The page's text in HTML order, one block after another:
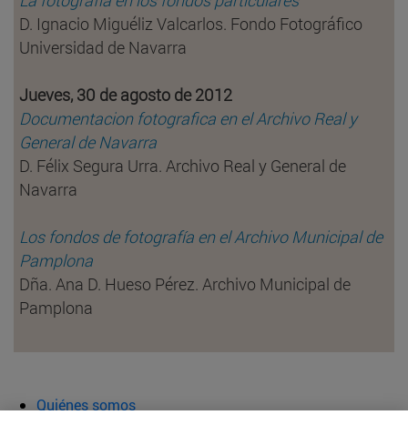
D. Ignacio Miguéliz Valcarlos. Fondo Fotográfico
Universidad de Navarra
Jueves, 30 de agosto de 2012
Documentacion fotografica en el Archivo Real y
General de Navarra
D. Félix Segura Urra. Archivo Real y General de
Navarra
Los fondos de fotografía en el Archivo Municipal de
Pamplona
Dña. Ana D. Hueso Pérez. Archivo Municipal de
Pamplona
Quiénes somos